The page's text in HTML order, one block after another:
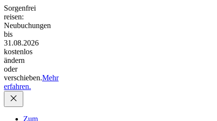
Sorgenfrei
reisen:
Neubuchungen
bis
31.08.2026
kostenlos
ändern
oder
verschieben.Mehr
erfahren.
Zum